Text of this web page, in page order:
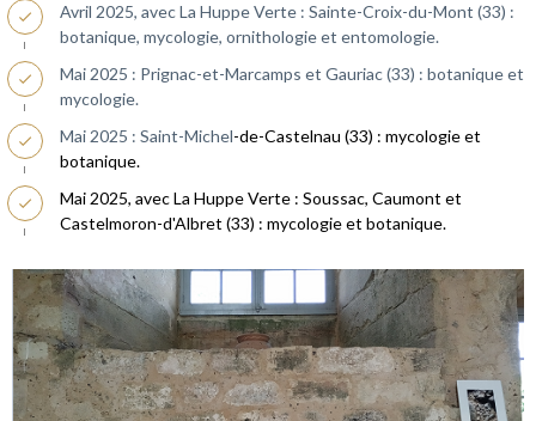
Avril 2025, avec La Huppe Verte : Sainte-Croix-du-Mont (33) :
botanique, mycologie, ornithologie et entomologie.
Mai 2025 : Prignac-et-Marcamps et Gauriac (33) : botanique et
mycologie.
Mai 2025 : Saint-Michel-de-Castelnau (33) : mycologie et
botanique.
Mai 2025, avec La Huppe Verte : Soussac, Caumont et
Castelmoron-d'Albret (33) : mycologie et botanique.